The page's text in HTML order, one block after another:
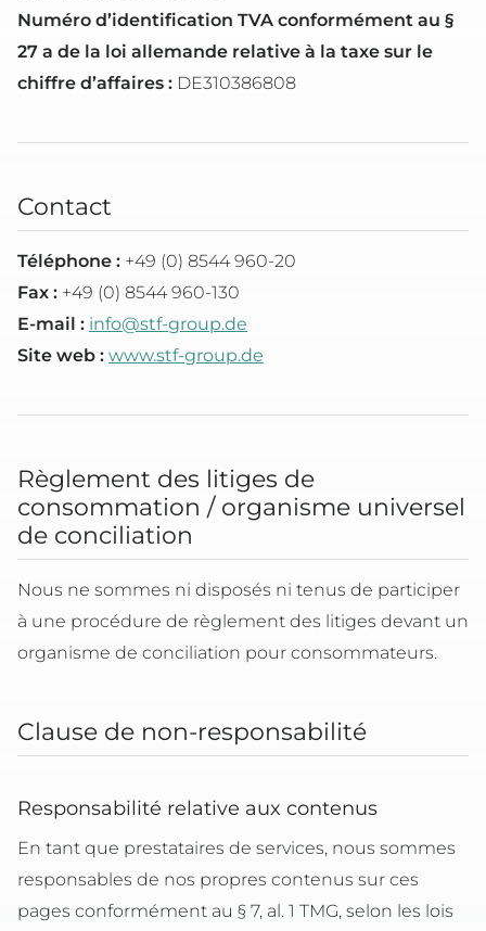
Numéro d’identification TVA conformément au §
27 a de la loi allemande relative à la taxe sur le
chiffre d’affaires : DE310386808
Contact
Téléphone : +49 (0) 8544 960-20
Fax : +49 (0) 8544 960-130
E-mail : info@stf-group.de
Site web : www.stf-group.de
Règlement des litiges de
consommation / organisme universel
de conciliation
Nous ne sommes ni disposés ni tenus de participer
à une procédure de règlement des litiges devant un
organisme de conciliation pour consommateurs.
Clause de non-responsabilité
Responsabilité relative aux contenus
En tant que prestataires de services, nous sommes
responsables de nos propres contenus sur ces
pages conformément au § 7, al. 1 TMG, selon les lois